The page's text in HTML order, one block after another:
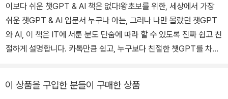
이보다 쉬운 챗GPT & AI 책은 없다!왕초보를 위한, 세상에서 가장
쉬운 챗GPT & AI 입문서 누구나 아는, 그러나 나만 몰랐던 챗GPT
와 AI, 이 책은 IT에 서툰 분도 단숨에 따라 할 수 있도록 진짜 쉽고 친
절하게 설명합니다. 카톡만큼 쉽고, 누구보다 친절한 챗GPT를 차근
나노바나나, Suno, Sora, 노트북LM, 감마, 냅킨 등 최신 AI 도구까
이 상품을 구입한 분들이 구매한 상품